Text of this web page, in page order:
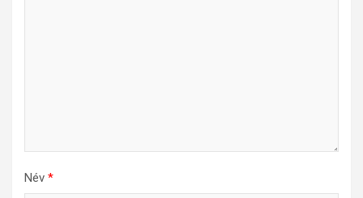
Név *